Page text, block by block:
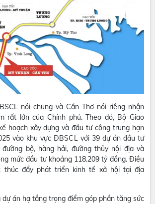
nói chung và Cần Thơ nói riêng nhận
rất lớn của Chính phủ. Theo đó, Bộ Giao
hoạch xây dựng và đầu tư công trung hạn
vào khu vực ĐBSCL với 39 dự án đầu tư
bộ, hàng hải, đường thủy nội địa và
mức đầu tư khoảng 118.209 tỷ đồng. Điều
thúc đẩy phát triển kinh tế xã hội tại địa
dự án hạ tầng trọng điểm góp phần tăng sức